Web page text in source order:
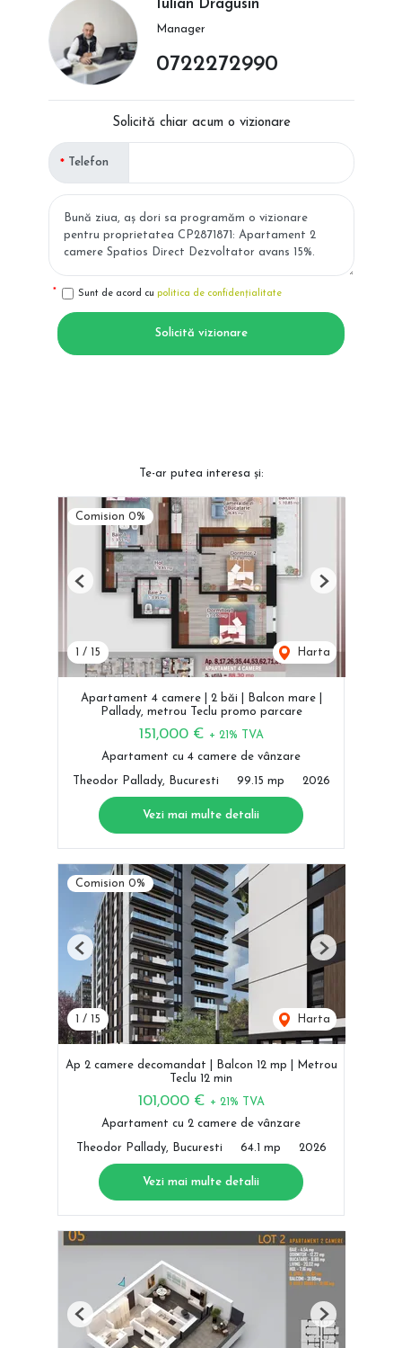
Iulian Dragusin
Manager
0722272990
Solicită chiar acum o vizionare
Telefon
Sunt de acord cu politica de confidențialitate
Solicită vizionare
Te-ar putea interesa și:
Comision 0%
/ 15 Harta
Previous Next
Apartament 4 camere | 2 băi | Balcon mare |
Pallady, metrou Teclu promo parcare
151,000 € + 21% TVA
Apartament cu 4 camere de vânzare
Theodor Pallady, Bucuresti 99.15 mp 2026
Vezi mai multe detalii
Comision 0%
/ 15 Harta
Previous Next
Ap 2 camere decomandat | Balcon 12 mp | Metrou
Teclu 12 min
101,000 € + 21% TVA
Apartament cu 2 camere de vânzare
Theodor Pallady, Bucuresti 64.1 mp 2026
Vezi mai multe detalii
Previous Next